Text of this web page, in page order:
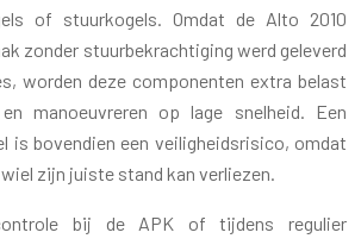
of stuurkogels. Omdat de Alto 2010
zonder stuurbekrachtiging werd geleverd
worden deze componenten extra belast
manoeuvreren op lage snelheid. Een
is bovendien een veiligheidsrisico, omdat
zijn juiste stand kan verliezen.
bij de APK of tijdens regulier